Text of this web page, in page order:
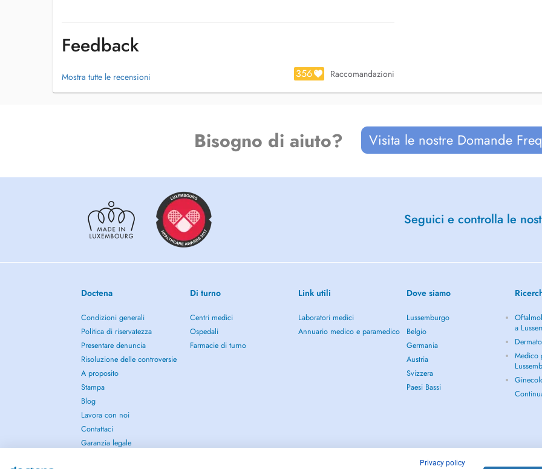
- Maladie coeliaque
- Maladies chroniques de l'intestin
- grossesse
Feedback
Mostra tutte le recensioni 356 Raccomandazioni
Bisogno di aiuto? Visita le nostre Domande
Seguici e controlla le
Doctena
Condizioni generali
Politica di riservatezza
Presentare denuncia
Risoluzione delle controversie
A proposito
Stampa
Blog
Lavora con noi
Contattaci
Garanzia legale
Di turno
Centri medici
Ospedali
Farmacie di turno
Link utili
Laboratori medici
Annuario medico e paramedico
Dove siamo
Lussemburgo
Belgio
Germania
Austria
Svizzera
Paesi Bassi
a
Medico
Privacy policy